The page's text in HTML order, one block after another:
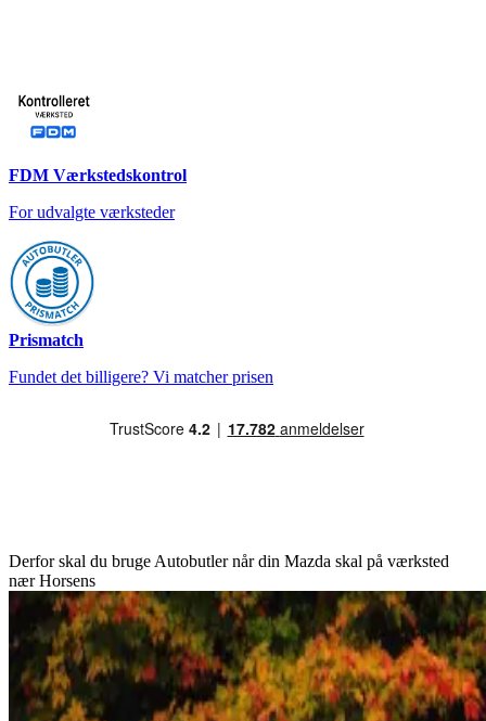
FDM Værkstedskontrol
For udvalgte værksteder
Prismatch
Fundet det billigere? Vi matcher prisen
Derfor skal du bruge Autobutler når din Mazda skal på værksted
nær Horsens